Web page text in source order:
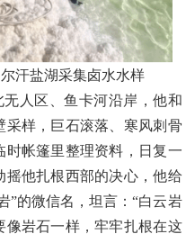
汗盐湖采集卤水水样
人区、鱼卡河沿岸，他和
采样，巨石滚落、寒风刺骨
时帐篷里整理资料，日复一
摇他扎根西部的决心，他给
”的微信名，坦言：“白云岩
像岩石一样，牢牢扎根在这